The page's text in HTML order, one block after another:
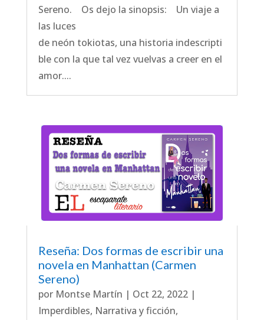
Sereno. Os dejo la sinopsis: Un viaje a
las luces
de neón tokiotas, una historia indescripti
ble con la que tal vez vuelvas a creer en el
amor....
Reseña: Dos formas de escribir una
novela en Manhattan (Carmen
Sereno)
por Montse Martín | Oct 22, 2022|
Imperdibles, Narrativa y ficción,